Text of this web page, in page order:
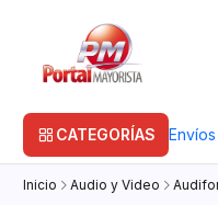
CATEGORÍAS
Inicio Audio y Video